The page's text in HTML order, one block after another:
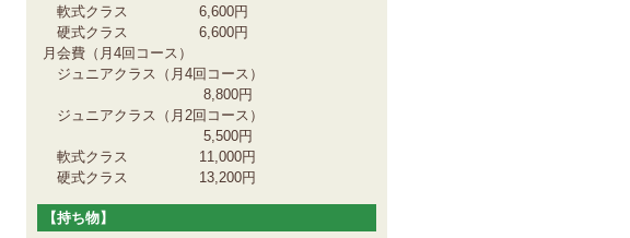
軟式クラス 6,600円
硬式クラス 6,600円
月会費（月4回コース）
ジュニアクラス（月4回コース）
8,800円
ジュニアクラス（月2回コース）
5,500円
軟式クラス 11,000円
硬式クラス 13,200円
【持ち物】